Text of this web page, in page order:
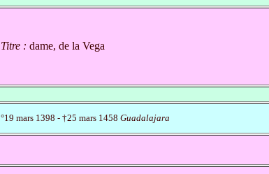
Titre : dame, de la Vega
°19 mars 1398 - †25 mars 1458 Guadalajara